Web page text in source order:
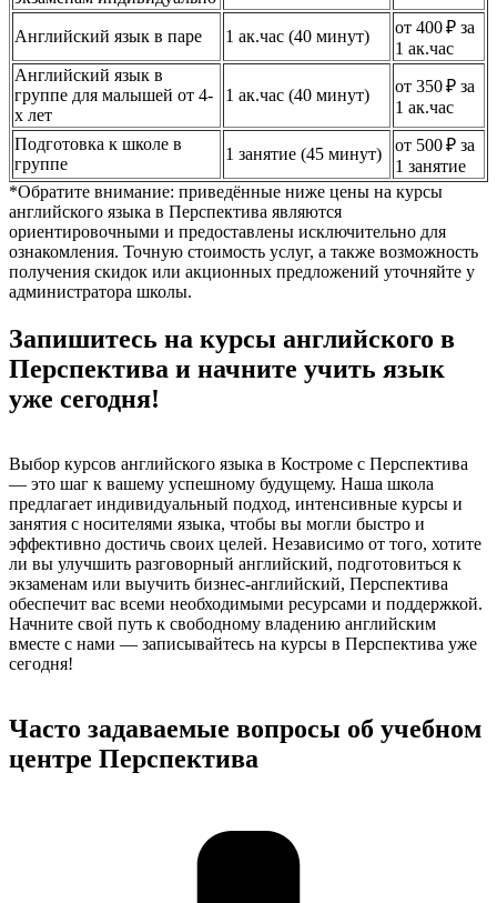
Английский язык в паре 1 ак.час (40 минут)
от 400 ₽ за
1 ак.час
Английский язык в
группе для малышей от 4-
х лет
1 ак.час (40 минут)
от 350 ₽ за
1 ак.час
Подготовка к школе в
группе
1 занятие (45 минут)
от 500 ₽ за
1 занятие
*Обратите внимание: приведённые ниже цены на курсы
английского языка в Перспектива являются
ориентировочными и предоставлены исключительно для
ознакомления. Точную стоимость услуг, а также возможность
получения скидок или акционных предложений уточняйте у
администратора школы.
Запишитесь на курсы английского в
Перспектива и начните учить язык
уже сегодня!
Выбор курсов английского языка в Костроме с Перспектива
— это шаг к вашему успешному будущему. Наша школа
предлагает индивидуальный подход, интенсивные курсы и
занятия с носителями языка, чтобы вы могли быстро и
эффективно достичь своих целей. Независимо от того, хотите
ли вы улучшить разговорный английский, подготовиться к
экзаменам или выучить бизнес-английский, Перспектива
обеспечит вас всеми необходимыми ресурсами и поддержкой.
Начните свой путь к свободному владению английским
вместе с нами — записывайтесь на курсы в Перспектива уже
сегодня!
Часто задаваемые вопросы об учебном
центре Перспектива